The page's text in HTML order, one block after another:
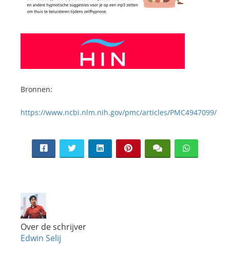
Bronnen:
https://www.ncbi.nlm.nih.gov/pmc/articles/PMC4947099/
Over de schrijver
Edwin Selij